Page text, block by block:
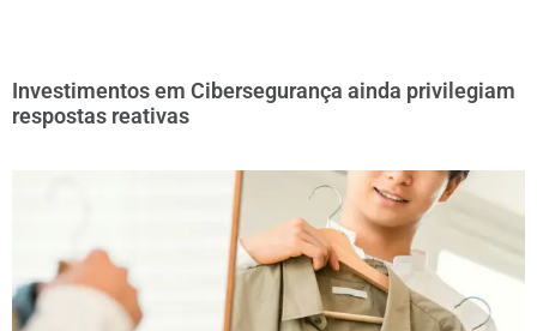
Investimentos em Cibersegurança ainda privilegiam
respostas reativas